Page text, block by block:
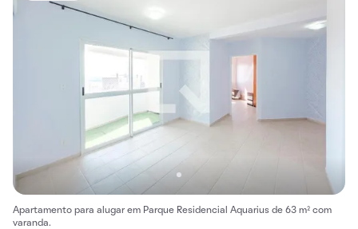
Apartamento para alugar em Parque Residencial Aquarius de 63 m² com
varanda.